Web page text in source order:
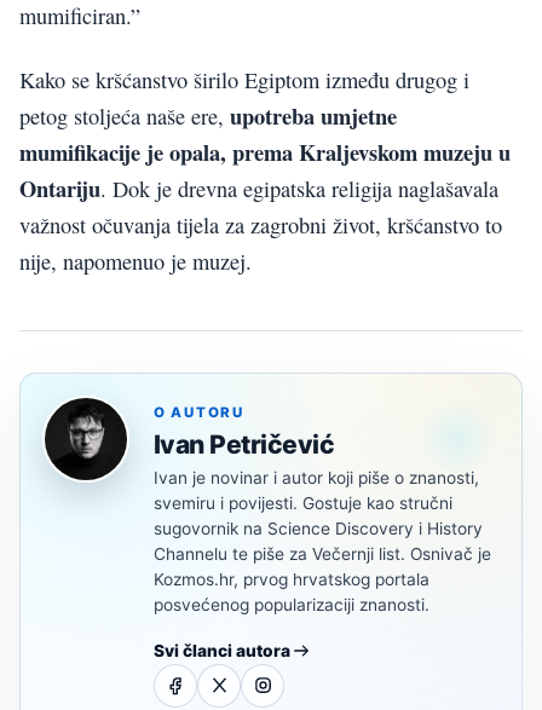
mumificiran.”
Kako se kršćanstvo širilo Egiptom između drugog i
petog stoljeća naše ere, upotreba umjetne
mumifikacije je opala, prema Kraljevskom muzeju u
Ontariju. Dok je drevna egipatska religija naglašavala
važnost očuvanja tijela za zagrobni život, kršćanstvo to
nije, napomenuo je muzej.
O AUTORU
Ivan Petričević
Ivan je novinar i autor koji piše o znanosti,
svemiru i povijesti. Gostuje kao stručni
sugovornik na Science Discovery i History
Channelu te piše za Večernji list. Osnivač je
Kozmos.hr, prvog hrvatskog portala
posvećenog popularizaciji znanosti.
Svi članci autora